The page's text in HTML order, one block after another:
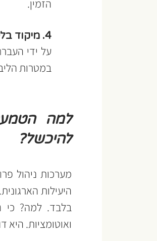
הזמין.
4. מיקוד בליבת הפעילות
במטרות
להיכשל?
ואוטומציות. היא